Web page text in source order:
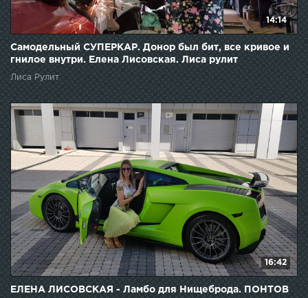
14:14
Самодельный СУПЕРКАР. Донор был бит, все кривое и
гнилое внутри. Елена Лисовская. Лиса рулит
Лиса Рулит
16:42
ЕЛЕНА ЛИСОВСКАЯ - Ламбо для Нищеброда. ПОНТОВ